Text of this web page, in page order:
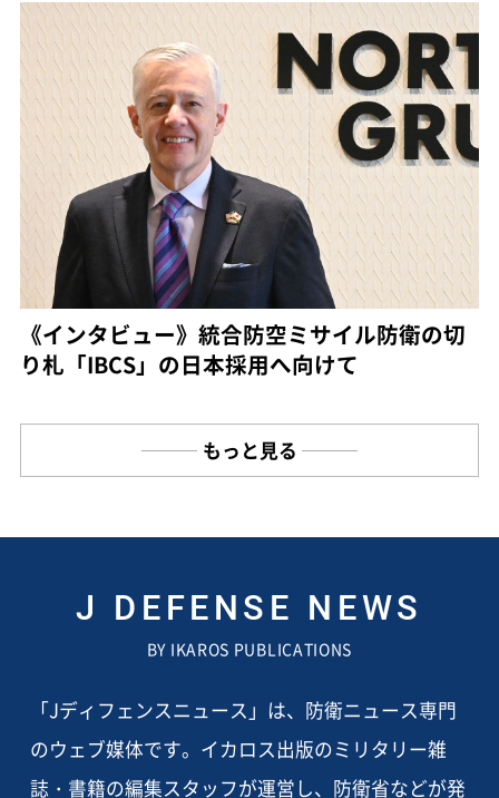
《インタビュー》統合防空ミサイル防衛の切
り札「IBCS」の日本採用へ向けて
もっと見る
J DEFENSE NEWS
BY IKAROS PUBLICATIONS
「Jディフェンスニュース」は、防衛ニュース専門
のウェブ媒体です。イカロス出版のミリタリー雑
誌・書籍の編集スタッフが運営し、防衛省などが発